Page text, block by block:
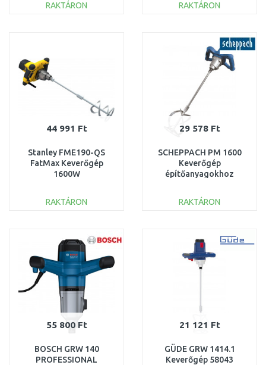
RAKTÁRON
RAKTÁRON
Összehasonlítás
44 991 Ft
Stanley FME190-QS
FatMax Keverőgép
1600W
RAKTÁRON
Összehasonlítás
29 578 Ft
SCHEPPACH PM 1600
Keverőgép
építőanyagokhoz
RAKTÁRON
Összehasonlítás
55 800 Ft
BOSCH GRW 140
PROFESSIONAL
21 121 Ft
GÜDE GRW 1414.1
Keverőgép 58043